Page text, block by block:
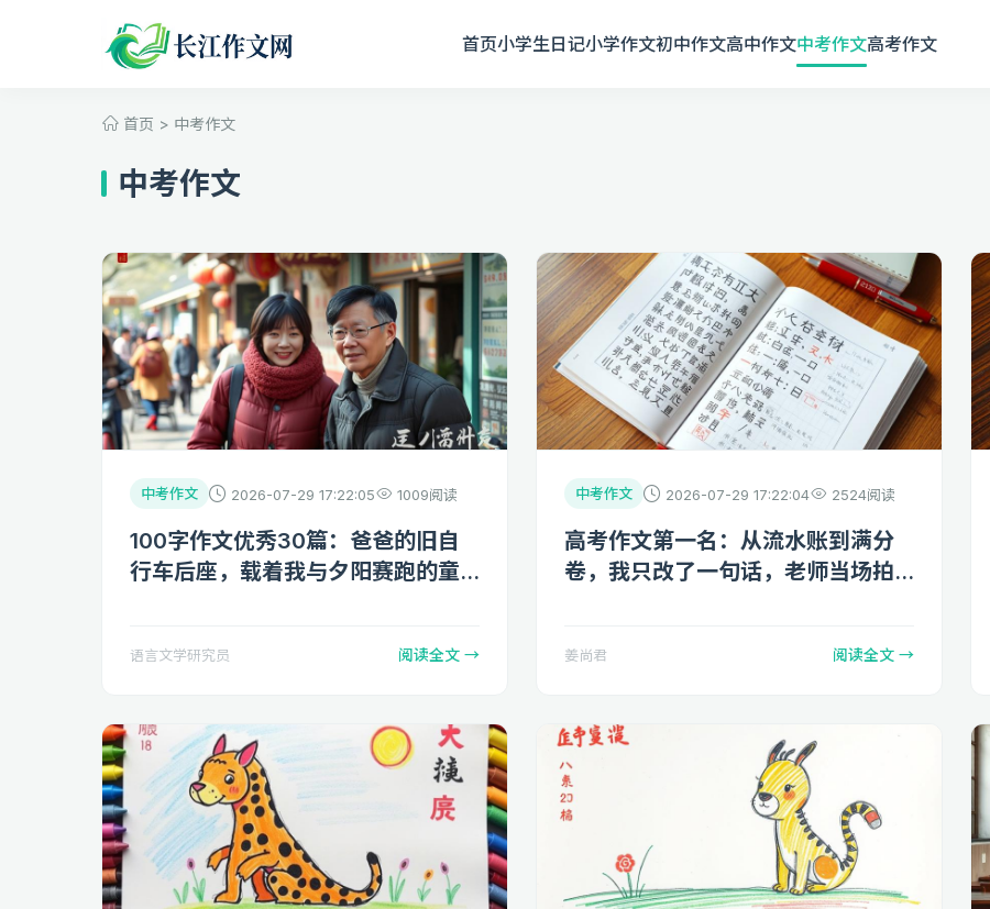
首页小学生日记小学作文初中作文高中作文中考作文高考作文
首页 > 中考作文
中考作文
中考作文 2026-07-29 17:22:05 1009阅读
100字作文优秀30篇：爸爸的旧自
行车后座，载着我与夕阳赛跑的童
语言文学研究员 阅读全文 →
中考作文 2026-07-29 17:22:04 2524阅读
高考作文第一名：从流水账到满分
卷，我只改了一句话，老师当场拍
姜尚君 阅读全文 →